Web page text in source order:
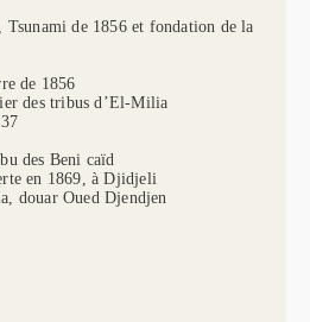
de 1856 et fondation de la
de 1856
des tribus d’El-Milia
des Beni caïd
en 1869, à Djidjeli
douar Oued Djendjen